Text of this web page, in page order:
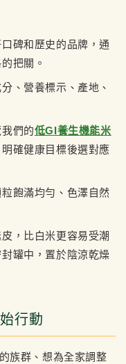
碑和歷史的品牌，通
把關。
、營養標示、產地、
們的低GI養生機能米
確健康目標後選對應
飽滿均勻、色澤自然
，比白米更容易受潮
罐中，置於陰涼乾燥
行動
族群、想為全家調整